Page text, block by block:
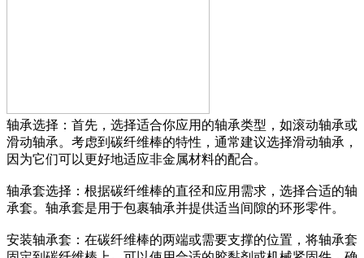
轴承选择：首先，选择适合你应用的轴承类型，如滚动轴承或
滑动轴承。考虑到碳纤维棒的特性，通常建议选择滑动轴承，
因为它们可以更好地适应非金属材料的配合。
轴承套选择：根据碳纤维棒的直径和应用需求，选择合适的轴
承套。轴承套是用于包裹轴承并提供适当间隙的环形零件。
安装轴承套：在碳纤维棒的两端或需要支撑的位置，将轴承套